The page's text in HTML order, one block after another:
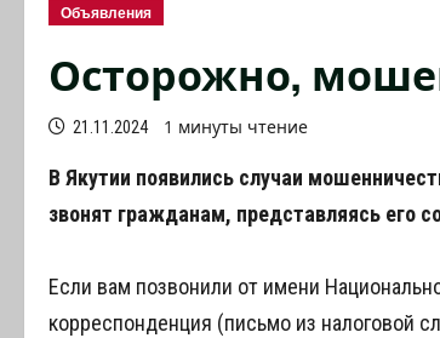
Объявления
Осторожно,
21.11.2024 1 минуты чтение
В Якутии появились случаи
звонят гражданам, представляясь его
Если вам позвонили от имени
корреспонденция (письмо из налоговой